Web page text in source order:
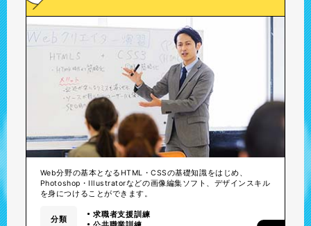
Web分野の基本となるHTML・CSSの基礎知識をはじめ、
Photoshop・Illustratorなどの画像編集ソフト、デザインスキル
を身につけることができます。
分類
求職者支援訓練